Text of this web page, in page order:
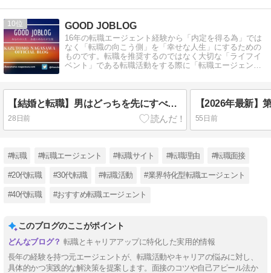
10 GOOD JOBLOG
16年の転職エージェント経験から「内定を得る為」では
なく「転職の向こう側」を「幸せな人生」にするための
ものです。転職を推奨するのではなく大切な「ライフイ
ベント」である転職活動をする際に「転職エージェン
【結婚と転職】男はどっちを先にすべき？答えは絶対「〇〇」を先に！
28日前 55日前
#転職 #転職エージェント #転職サイト #転職理由 #転職面接
#20代転職 #30代転職 #転職活動 #業界特化型転職エージェント
#40代転職 #おすすめ転職エージェント
このブログのここがポイント
転職とキャリアアップに特化した実用的情報
長年の経験を持つ元エージェントが、転職活動やキャリアの悩みに対し、
具体的かつ実践的な解決策を提案します。面接のコツや自己アピール法か